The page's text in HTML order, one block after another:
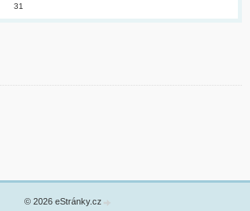
31
© 2026 eStránky.cz